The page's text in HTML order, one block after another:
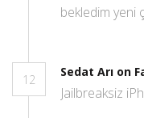
bekledim yeni
12
Sedat Arı on
Jailbreaksiz